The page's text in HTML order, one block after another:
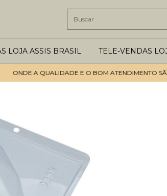
LOJA ASSIS BRASIL TELE-VENDAS
ONDE A QUALIDADE E O BOM ATENDIMENTO SÃO